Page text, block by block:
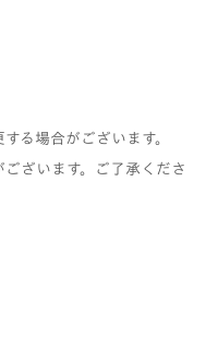
る場合がございます。
ざいます。ご了承くださ